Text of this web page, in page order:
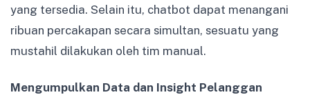
yang tersedia. Selain itu, chatbot dapat menangani
ribuan percakapan secara simultan, sesuatu yang
mustahil dilakukan oleh tim manual.
Mengumpulkan Data dan Insight Pelanggan